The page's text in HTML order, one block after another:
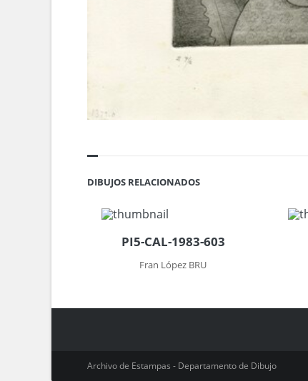
DIBUJOS RELACIONADOS
PI5-CAL-1983-603
Fran López BRU
Archivo de Estampas - Departamento de Dibujo